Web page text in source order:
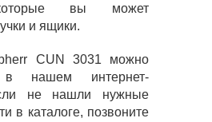
вы может
и ящики.
CUN 3031 можно
в нашем интернет-
не нашли нужные
в каталоге, позвоните